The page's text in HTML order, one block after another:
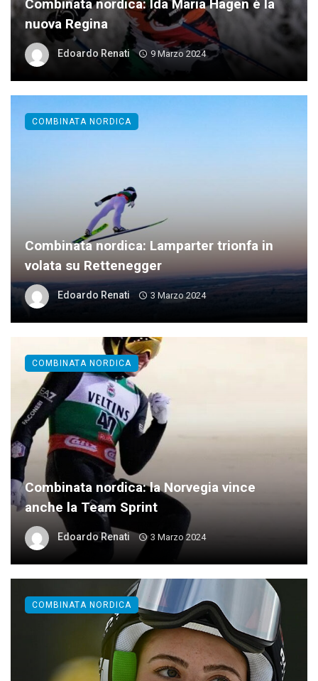
Combinata nordica: Ida Maria Hagen è la
nuova Regina
Edoardo Renati 9 Marzo 2024
Combinata nordica: Lamparter trionfa in
volata su Rettenegger
Edoardo Renati 3 Marzo 2024
COMBINATA NORDICA
Combinata nordica: la Norvegia vince
anche la Team Sprint
Edoardo Renati 3 Marzo 2024
COMBINATA NORDICA
COMBINATA NORDICA